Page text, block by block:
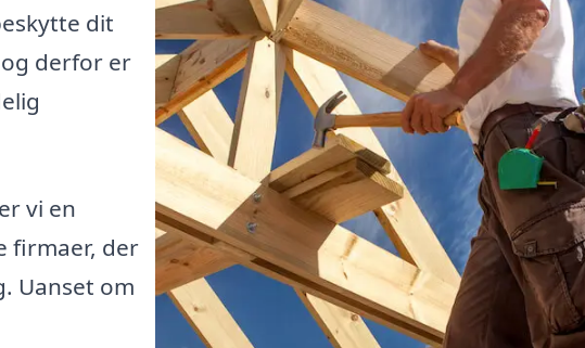
dit
derfor er
vi en
firmaer, der
Uanset om